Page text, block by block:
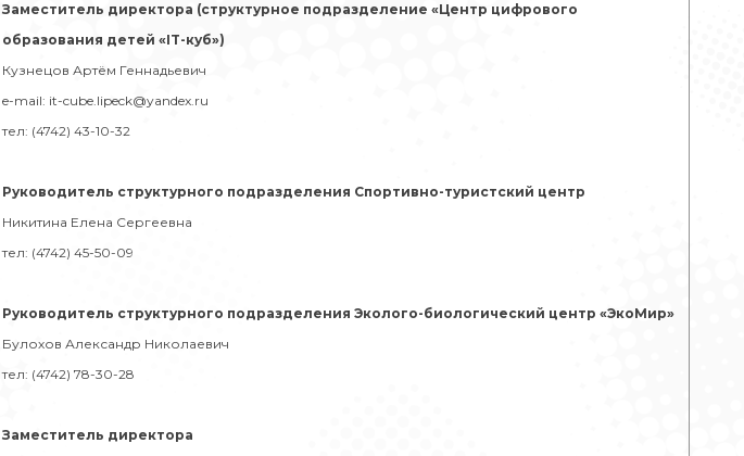
Заместитель директора (структурное подразделение «Центр цифрового
образования детей «IT-куб»)
Кузнецов Артём Геннадьевич
e-mail: it-cube.lipeck@yandex.ru
тел: (4742) 43-10-32
Руководитель структурного подразделения Спортивно-туристский центр
Никитина Елена Сергеевна
тел: (4742) 45-50-09
Руководитель структурного подразделения Эколого-биологический центр «ЭкоМир»
Булохов Александр Николаевич
тел: (4742) 78-30-28
Заместитель директора